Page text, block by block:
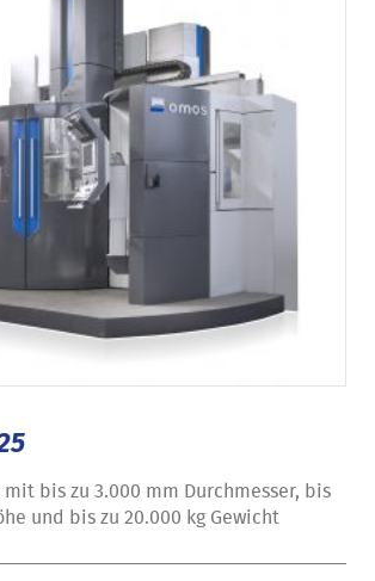
mit bis zu 3.000 mm Durchmesser, bis
und bis zu 20.000 kg Gewicht